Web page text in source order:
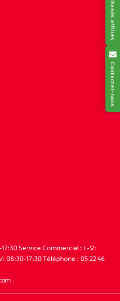
Contactez-nous
Service Commercial : L-V:
08:30-17:30 Téléphone : 05 22 46